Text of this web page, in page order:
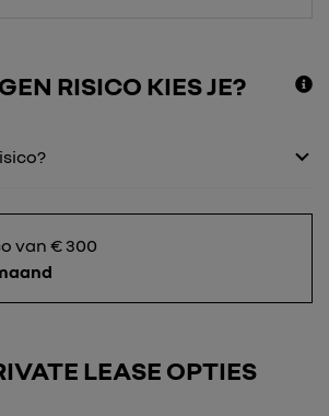
RISICO KIES JE?
van € 300
LEASE OPTIES